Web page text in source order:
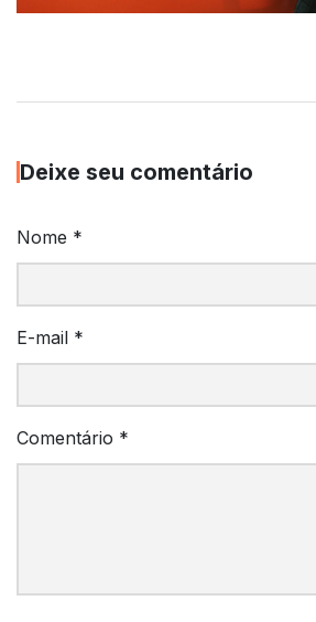
Deixe seu comentário
Comentário *
Nome *
E-mail *